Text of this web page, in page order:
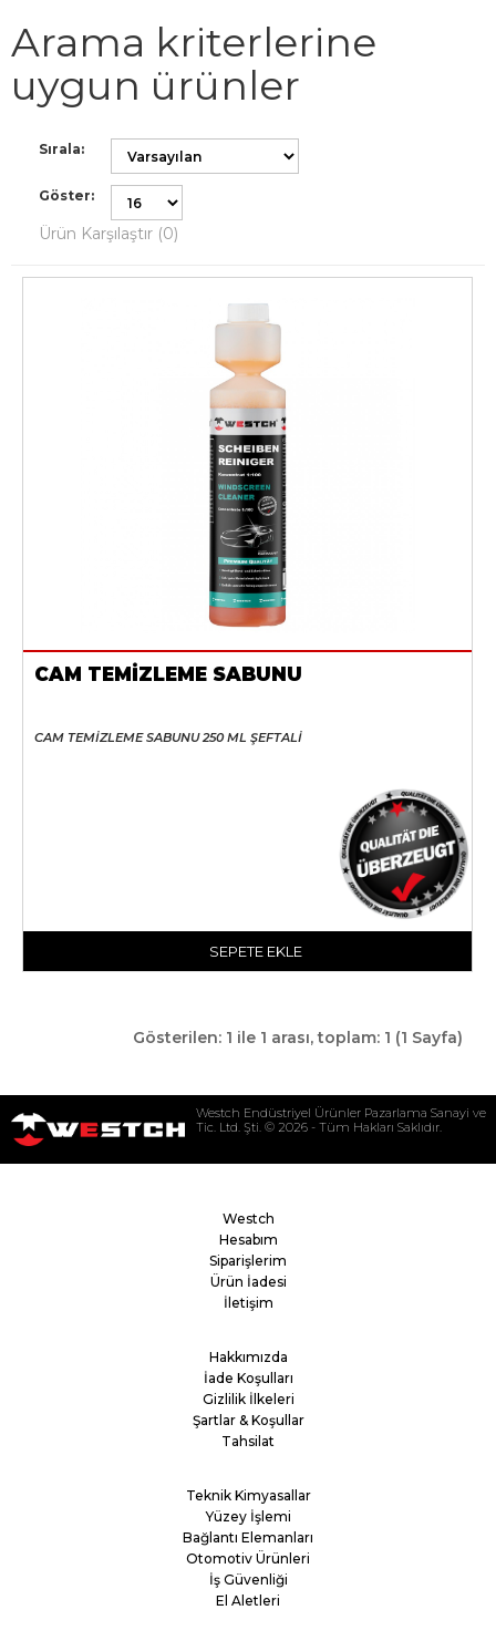
Arama kriterlerine
uygun ürünler
Sırala:
Göster:
Ürün Karşılaştır (0)
CAM TEMİZLEME SABUNU
CAM TEMİZLEME SABUNU 250 ML ŞEFTALİ
SEPETE EKLE
Gösterilen: 1 ile 1 arası, toplam: 1 (1 Sayfa)
Westch Endüstriyel Ürünler Pazarlama Sanayi ve
Tic. Ltd. Şti. © 2026 - Tüm Hakları Saklıdır.
Westch
Hesabım
Siparişlerim
Ürün İadesi
İletişim
Hakkımızda
İade Koşulları
Gizlilik İlkeleri
Şartlar & Koşullar
Tahsilat
Teknik Kimyasallar
Yüzey İşlemi
Bağlantı Elemanları
Otomotiv Ürünleri
İş Güvenliği
El Aletleri